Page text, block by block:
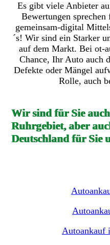
Es gibt viele Anbieter
Bewertungen
gemeinsam-digital
´s! Wir sind ein Starker
auf dem Markt. Bei ot-
Chance, Ihr Auto auch
Defekte oder Mängel
Rolle, auch
Wir sind für Sie
Ruhrgebiet, aber
Deutschland für Sie
Autoankauf